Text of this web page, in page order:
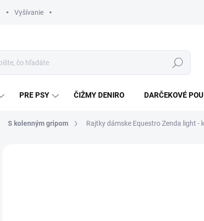
Vyšívanie
Hľadať
PRE PSY ČIŽMY DENIRO DARČEKOVÉ
S kolenným gripom Rajtky dámske Equestro Zenda light -